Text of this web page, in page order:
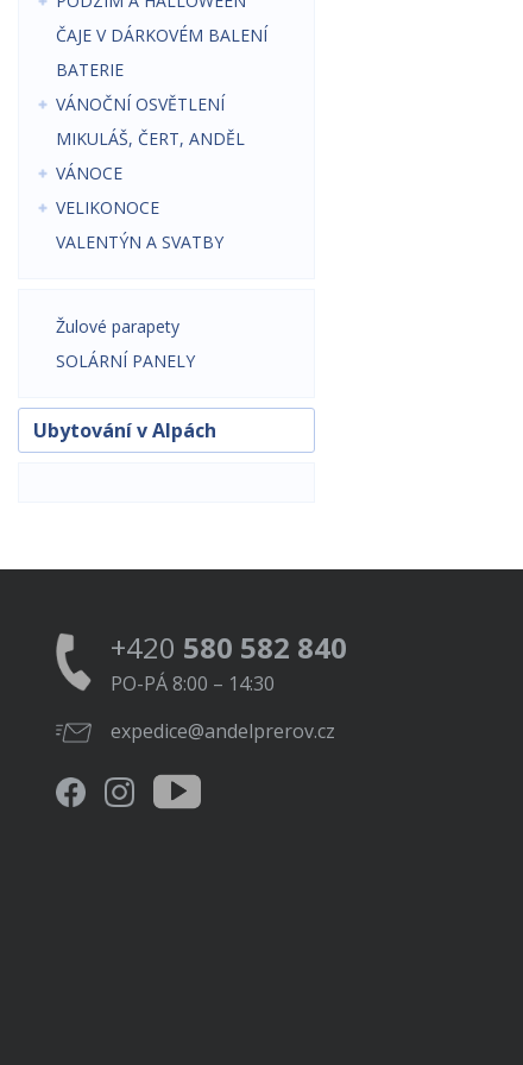
ČAJE V DÁRKOVÉM BALENÍ
BATERIE
VÁNOČNÍ OSVĚTLENÍ
MIKULÁŠ, ČERT, ANDĚL
VÁNOCE
VELIKONOCE
VALENTÝN A SVATBY
Žulové parapety
SOLÁRNÍ PANELY
Ubytování v Alpách
+420 580 582 840
PO-PÁ 8:00 – 14:30
expedice@andelprerov.cz